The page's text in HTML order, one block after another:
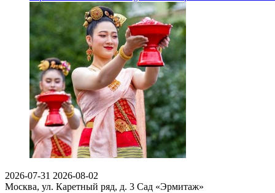
2026-07-31 2026-08-02
Москва, ул. Каретный ряд, д. 3 Сад «Эрмитаж»